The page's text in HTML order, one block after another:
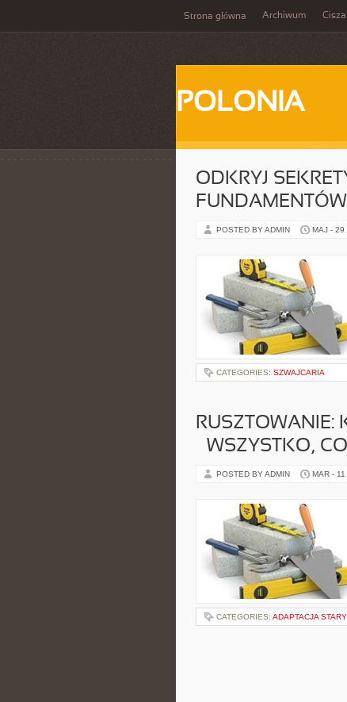
Strona główna Archiwum Cisza
POLONIA
ODKRYJ
POSTED BY ADMIN MAJ - 29
CATEGORIES: SZWAJCARIA
RUSZTOWANIE:
– WSZYSTKO,
POSTED BY ADMIN MAR -
CATEGORIES: ADAPTACJA